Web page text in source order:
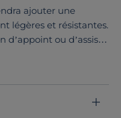
ajouter une
légères et résistantes.
ou d’assise,